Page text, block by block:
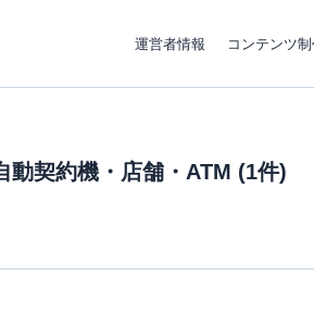
運営者情報 コンテンツ
動契約機・店舗・ATM (1件)